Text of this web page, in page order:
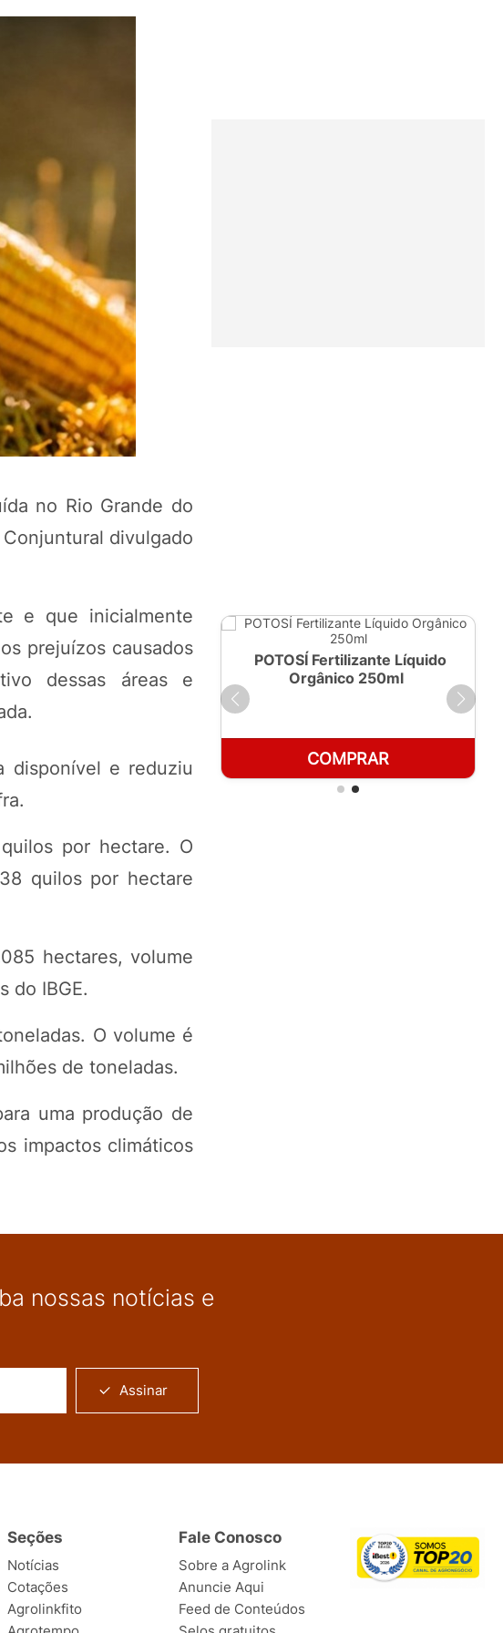
no Rio Grande do
divulgado
e que inicialmente
prejuízos causados
dessas áreas e
disponível e reduziu
por hectare. O
quilos por hectare
hectares, volume
do IBGE.
O volume é
de toneladas.
uma produção de
impactos climáticos
Fertilizante Líquido
Orgânico 1 LT
COMPRAR
POTOSÍ Fertilizante Líquido
Orgânico 250ml
COMPRAR
nossas notícias e
Assinar
Seções
Notícias
Cotações
Agrolinkfito
Fale Conosco
Sobre a Agrolink
Anuncie Aqui
Feed de Conteúdos